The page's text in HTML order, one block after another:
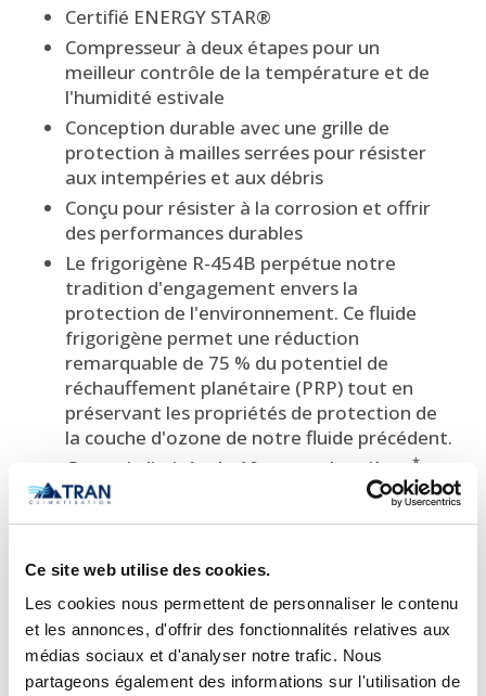
Ce site web utilise des cookies.
Les cookies nous permettent de personnaliser le contenu
et les annonces, d'offrir des fonctionnalités relatives aux
médias sociaux et d'analyser notre trafic. Nous
partageons également des informations sur l'utilisation de
Certifié ENERGY STAR®
Compresseur à deux étapes pour un
meilleur contrôle de la température et de
l'humidité estivale
Conception durable avec une grille de
protection à mailles serrées pour résister
aux intempéries et aux débris
Conçu pour résister à la corrosion et offrir
des performances durables
Le frigorigène R-454B perpétue notre
tradition d'engagement envers la
protection de l'environnement. Ce fluide
frigorigène permet une réduction
remarquable de 75 % du potentiel de
réchauffement planétaire (PRP) tout en
préservant les propriétés de protection de
la couche d'ozone de notre fluide précédent.
Garantie limitée de 10 ans sur les pièces
*
 Avis important concernant les
prix et les informations produits
Veuillez noter que l’information sur les